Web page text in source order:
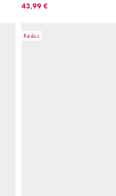
43,99 €
Réduc